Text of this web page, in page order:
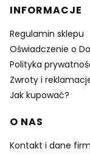
INFORMACJE
Regulamin sklepu
Oświadczenie o
Polityka
Zwroty i
Jak kupować?
O NAS
Kontakt i dane